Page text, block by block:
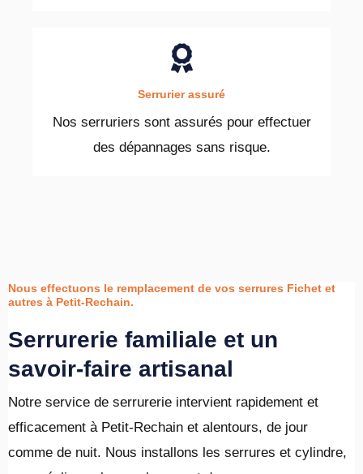
Serrurier assuré
Nos serruriers sont assurés pour effectuer
des dépannages sans risque.
Nous effectuons le remplacement de vos serrures Fichet et
autres à Petit-Rechain.
Serrurerie familiale et un
savoir-faire artisanal
Notre service de serrurerie intervient rapidement et
efficacement à Petit-Rechain et alentours, de jour
comme de nuit. Nous installons les serrures et cylindre,